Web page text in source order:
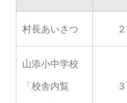
村長あいさつ ２
山添小中学校
「校舎内覧 ３